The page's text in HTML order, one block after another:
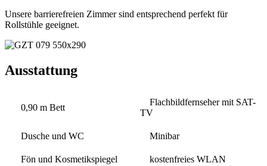
Unsere barrierefreien Zimmer sind entsprechend perfekt für
Rollstühle geeignet.
Ausstattung
0,90 m Bett
Flachbildfernseher mit SAT-
TV
Dusche und WC Minibar
Fön und Kosmetikspiegel kostenfreies WLAN